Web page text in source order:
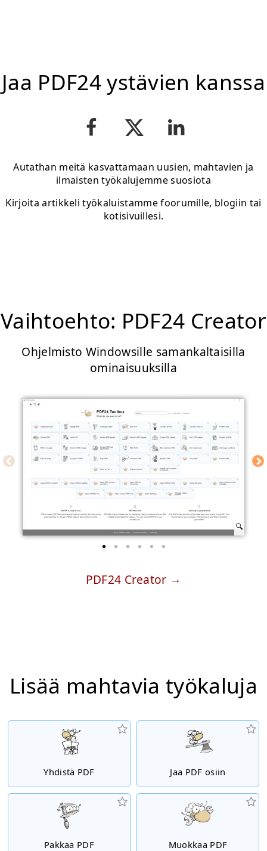
Jaa PDF24 ystävien kanssa
Autathan meitä kasvattamaan uusien, mahtavien ja
ilmaisten työkalujemme suosiota
Kirjoita artikkeli työkaluistamme foorumille, blogiin tai
kotisivuillesi.
Vaihtoehto: PDF24 Creator
Ohjelmisto Windowsille samankaltaisilla
ominaisuuksilla
PDF24 Creator
Lisää mahtavia työkaluja
Yhdistä PDF Jaa PDF osiin
Pakkaa PDF Muokkaa PDF